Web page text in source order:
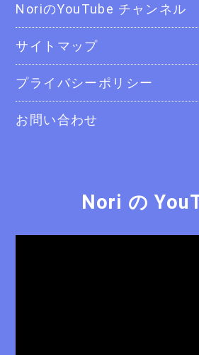
NoriのYouTube チャンネル
サイトマップ
プライバシーポリシー
お問い合わせ
Nori の